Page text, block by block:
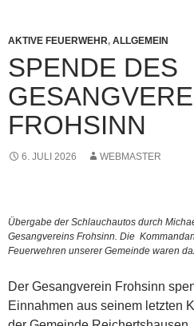
AKTIVE FEUERWEHR, ALLGEMEIN
SPENDE DES
FROHSINN
6. JULI 2026 WEBMASTER
Übergabe der Schlauchautos durch
Gesangvereins Frohsinn. Die
Feuerwehren unserer Gemeinde waren
Der Gesangverein Frohsinn
Einnahmen aus seinem letzten